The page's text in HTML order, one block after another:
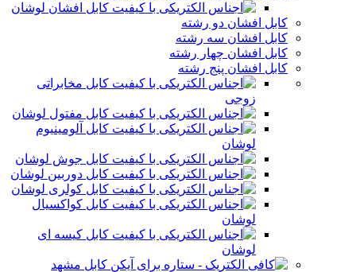
کابل افشان لوشان
کابل افشان دو رشته
کابل افشان سه رشته
کابل افشان چهار رشته
کابل افشان پنج رشته
کابل مخابراتی
زوجی
کابل مفتول لوشان
کابل آلومینیوم
لوشان
کابل جوش لوشان
کابل دوربین لوشان
کابل کولری لوشان
کابل کواکسیال
لوشان
کابل کیسه ای
لوشان
کابل مشهد